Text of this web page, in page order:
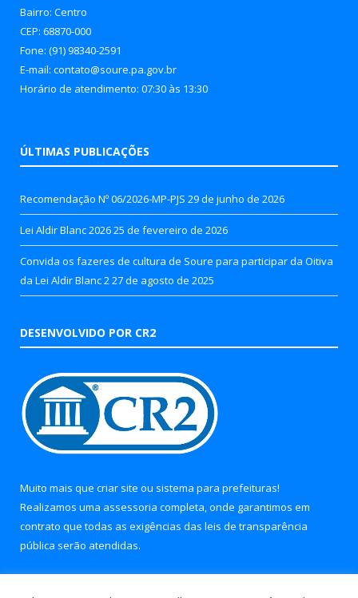
Bairro: Centro
CEP: 68870-000
Fone: (91) 98340-2591
E-mail: contato@soure.pa.gov.br
Horário de atendimento: 07:30 às 13:30
ÚLTIMAS PUBLICAÇÕES
Recomendação Nº 06/2026-MP-PJS 29 de junho de 2026
Lei Aldir Blanc 202625 de fevereiro de 2026
Convida os fazeres de cultura de Soure para participar da Oitiva
da Lei Aldir Blanc 2 27 de agosto de 2025
DESENVOLVIDO POR CR2
Muito mais que criar site ou sistema para prefeituras!
Realizamos uma assessoria completa, onde garantimos em
contrato que todas as exigências das leis de transparência
pública serão atendidas.